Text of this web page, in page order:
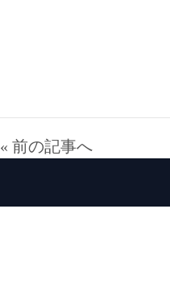
« 前の記事へ